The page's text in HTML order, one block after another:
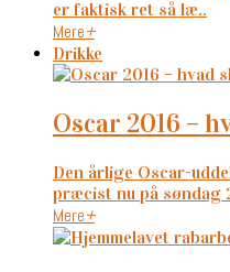
er faktisk ret så læ..
Mere+
Drikke
oscar 2016 –
Den årlige Oscar-
præcist nu på søndag
Mere+